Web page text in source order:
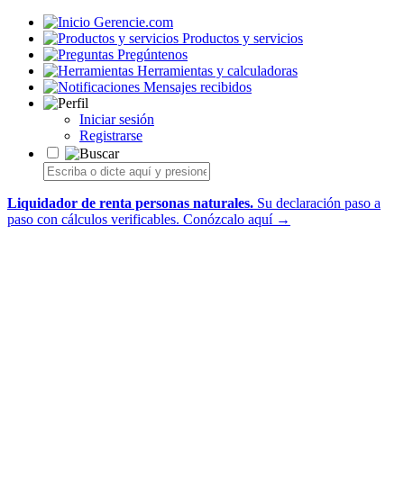
Gerencie.com
Productos y servicios
Pregúntenos
Herramientas y calculadoras
Mensajes recibidos
Iniciar sesión
Registrarse
Liquidador de renta personas naturales. Su declaración paso a
paso con cálculos verificables. Conózcalo aquí →